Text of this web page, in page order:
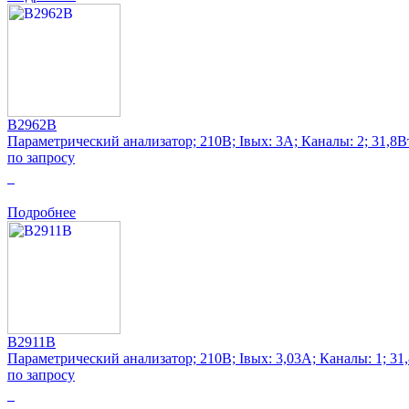
B2962B
Параметрический анализатор; 210В; Iвых: 3А; Каналы: 2;
по запросу
Подробнее
B2911B
Параметрический анализатор; 210В; Iвых: 3,03А; Каналы: 1;
по запросу